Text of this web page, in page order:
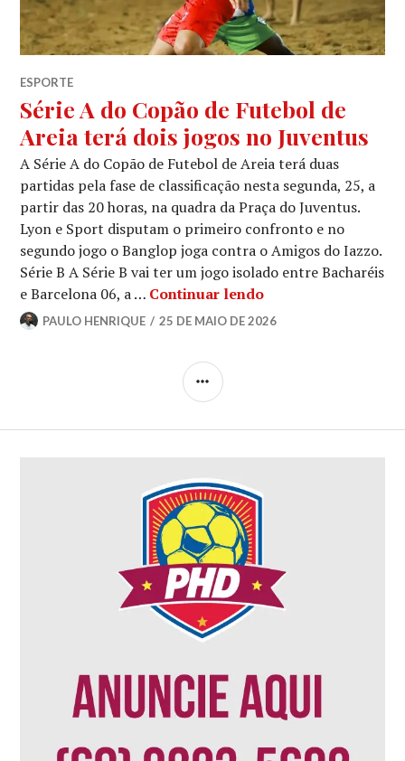
ESPORTE
Série A do Copão de Futebol de
Areia terá dois jogos no Juventus
A Série A do Copão de Futebol de Areia terá duas
partidas pela fase de classificação nesta segunda, 25, a
partir das 20 horas, na quadra da Praça do Juventus.
Lyon e Sport disputam o primeiro confronto e no
segundo jogo o Banglop joga contra o Amigos do Iazzo.
Série B A Série B vai ter um jogo isolado entre Bacharéis
e Barcelona 06, a … Continuar lendo
PAULO HENRIQUE 25 DE MAIO DE 2026